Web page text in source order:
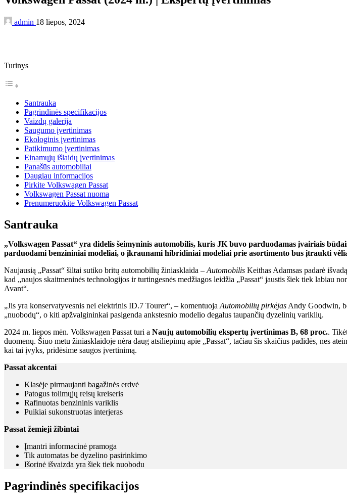
admin 18 liepos, 2024
Turinys
Santrauka
Pagrindinės specifikacijos
Vaizdų galerija
Saugumo įvertinimas
Ekologinis įvertinimas
Patikimumo įvertinimas
Einamųjų išlaidų įvertinimas
Panašūs automobiliai
Daugiau informacijos
Pirkite Volkswagen Passat
Volkswagen Passat nuoma
Prenumeruokite Volkswagen Passat
Santrauka
„Volkswagen Passat“ yra didelis šeimyninis automobilis, kuris JK buvo parduodamas įvairiais
parduodami benzininiai modeliai, o įkraunami hibridiniai modeliai prie asortimento bus įtraukti
Naujausią „Passat“ šiltai sutiko britų automobilių žiniasklaida – Automobilis Keithas Adamsas padarė
kad „naujos skaitmeninės technologijos ir turtingesnės medžiagos leidžia „Passat“ jaustis šiek tiek
Avant“.
„Jis yra konservatyvesnis nei elektrinis ID.7 Tourer“, – komentuoja Automobilių pirkėjas Andy Goodwin,
„nuobodų“, o kiti apžvalgininkai pasigenda ankstesnio modelio degalus taupančių dyzelinių variklių.
2024 m. liepos mėn. Volkswagen Passat turi a Naujų automobilių ekspertų įvertinimas B, 68 proc..
duomenų. Šiuo metu žiniasklaidoje nėra daug atsiliepimų apie „Passat“, tačiau šis skaičius padidės, nes
kai tai įvyks, pridėsime saugos įvertinimą.
Passat akcentai
Klasėje pirmaujanti bagažinės erdvė
Patogus tolimųjų reisų kreiseris
Rafinuotas benzininis variklis
Puikiai sukonstruotas interjeras
Passat žemieji žibintai
Įmantri informacinė pramoga
Tik automatas be dyzelino pasirinkimo
Išorinė išvaizda yra šiek tiek nuobodu
Pagrindinės specifikacijos